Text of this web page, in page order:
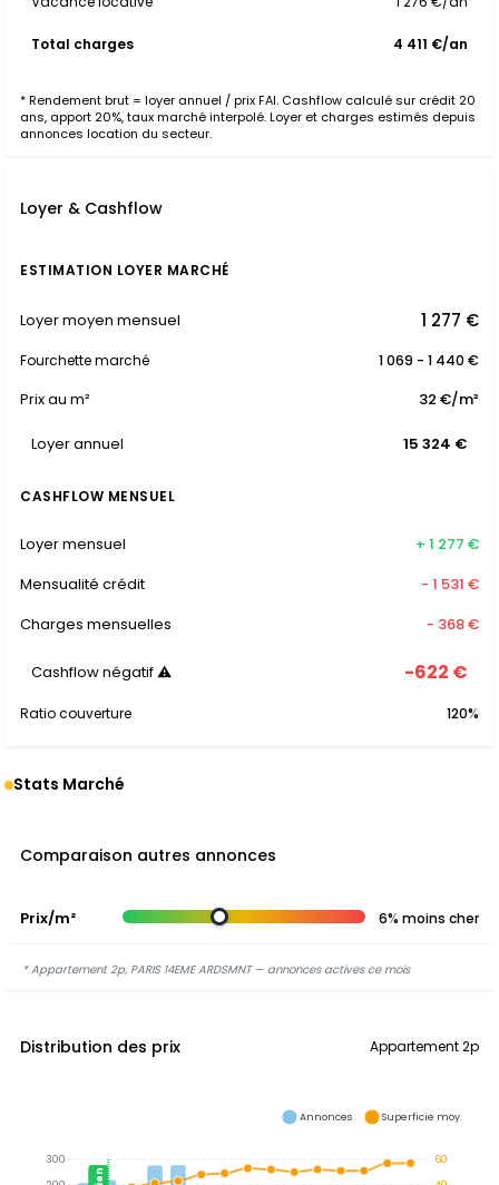
Total charges 4 411 €/an
* Rendement brut = loyer annuel / prix FAI. Cashflow calculé sur crédit 20
ans, apport 20%, taux marché interpolé. Loyer et charges estimés depuis
annonces location du secteur.
Loyer & Cashflow
ESTIMATION LOYER MARCHÉ
Loyer moyen mensuel 1 277 €
Fourchette marché 1 069 - 1 440 €
Prix au m² 32 €/m²
Loyer annuel 15 324 €
CASHFLOW MENSUEL
Loyer mensuel
+ 1 277 €
Mensualité crédit
- 1 531 €
Charges mensuelles
- 368 €
Cashflow négatif ⚠ -622 €
Ratio couverture 120%
Stats Marché
Comparaison autres annonces
Prix/m² 6% moins cher
* Appartement 2p, PARIS 14EME ARDSMNT — annonces actives ce mois
Distribution des prix Appartement 2p
60
300
Annonces Superficie moy.